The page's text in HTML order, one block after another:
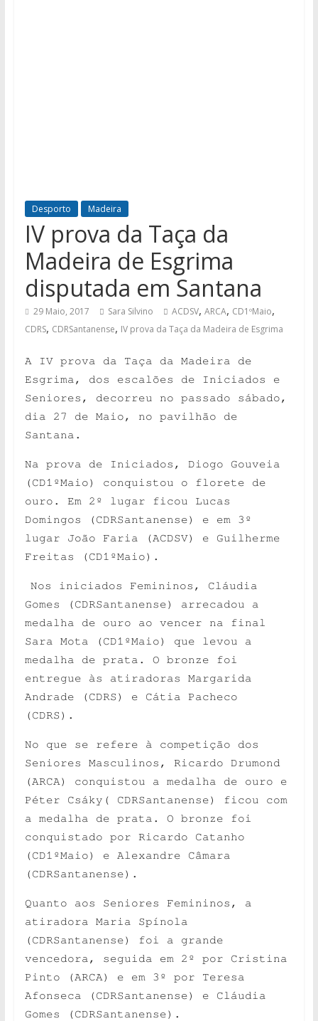
Desporto Madeira
IV prova da Taça da
Madeira de Esgrima
disputada em Santana
29 Maio, 2017 Sara Silvino ACDSV, ARCA, CD1ºMaio,
CDRS, CDRSantanense, IV prova da Taça da Madeira de Esgrima
A IV prova da Taça da Madeira de
Esgrima, dos escalões de Iniciados e
Seniores, decorreu no passado sábado,
dia 27 de Maio, no pavilhão de
Santana.
Na prova de Iniciados, Diogo Gouveia
(CD1ºMaio) conquistou o florete de
ouro. Em 2º lugar ficou Lucas
Domingos (CDRSantanense) e em 3º
lugar João Faria (ACDSV) e Guilherme
Freitas (CD1ºMaio).
Nos iniciados Femininos, Cláudia
Gomes (CDRSantanense) arrecadou a
medalha de ouro ao vencer na final
Sara Mota (CD1ºMaio) que levou a
medalha de prata. O bronze foi
entregue às atiradoras Margarida
Andrade (CDRS) e Cátia Pacheco
(CDRS).
No que se refere à competição dos
Seniores Masculinos, Ricardo Drumond
(ARCA) conquistou a medalha de ouro e
Péter Csáky( CDRSantanense) ficou com
a medalha de prata. O bronze foi
conquistado por Ricardo Catanho
(CD1ºMaio) e Alexandre Câmara
(CDRSantanense).
Quanto aos Seniores Femininos, a
atiradora Maria Spínola
(CDRSantanense) foi a grande
vencedora, seguida em 2º por Cristina
Pinto (ARCA) e em 3º por Teresa
Afonseca (CDRSantanense) e Cláudia
Gomes (CDRSantanense).